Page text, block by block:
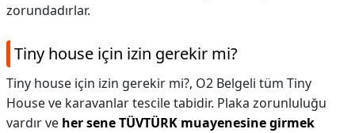
zorundadırlar.
Tiny house için izin gerekir mi?
Tiny house için izin gerekir mi?, O2 Belgeli tüm Tiny
House ve karavanlar tescile tabidir. Plaka zorunluluğu
vardır ve her sene TÜVTÜRK muayenesine girmek